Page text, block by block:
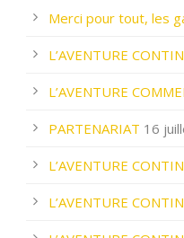
Merci pour tout, les
L’AVENTURE
L’AVENTURE
PARTENARIAT 16
L’AVENTURE
L’AVENTURE